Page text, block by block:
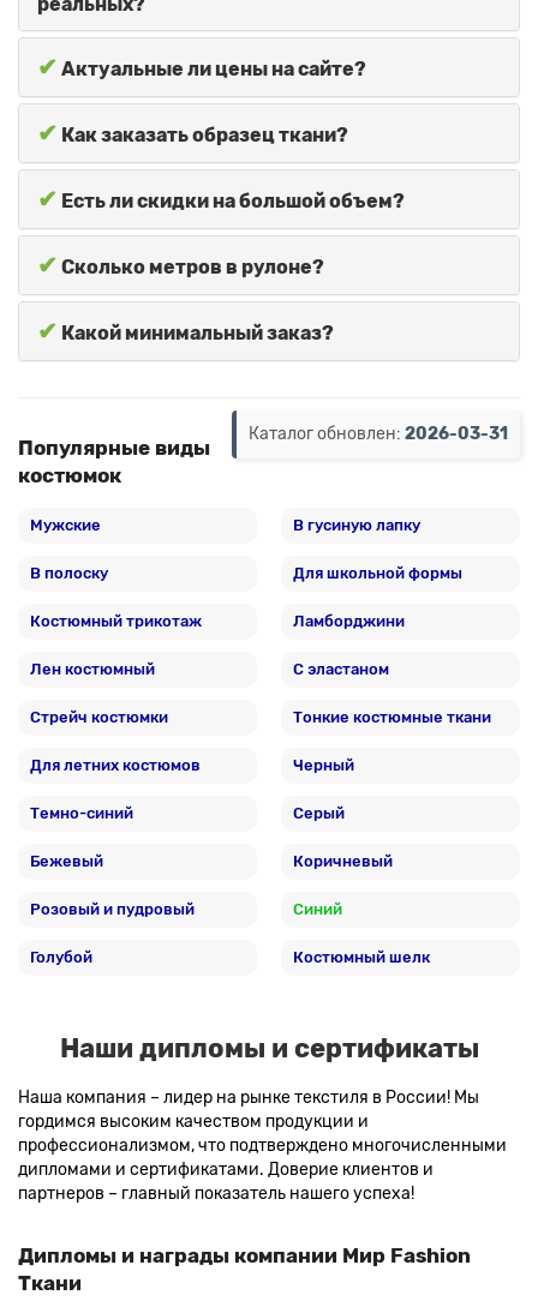
✔ Актуальные ли цены на сайте?
✔ Как заказать образец ткани?
✔ Есть ли скидки на большой объем?
✔ Сколько метров в рулоне?
✔ Какой минимальный заказ?
Каталог обновлен: 2026-03-31
Популярные виды
костюмок
Мужские В гусиную лапку
В полоску Для школьной формы
Костюмный трикотаж Ламборджини
Лен костюмный С эластаном
Стрейч костюмки Тонкие костюмные ткани
Для летних костюмов Черный
Темно-синий Серый
Бежевый Коричневый
Розовый и пудровый Синий
Голубой Костюмный шелк
Наши дипломы и сертификаты
Наша компания – лидер на рынке текстиля в России! Мы
гордимся высоким качеством продукции и
профессионализмом, что подтверждено многочисленными
дипломами и сертификатами. Доверие клиентов и
партнеров – главный показатель нашего успеха!
Дипломы и награды компании Мир Fashion
Ткани